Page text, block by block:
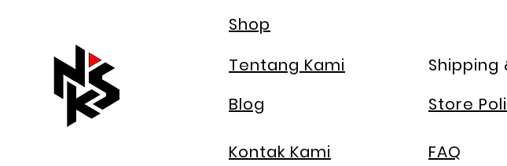
Shop
Tentang Kami
Blog
Kontak Kami
Shipping
Store
FAQ